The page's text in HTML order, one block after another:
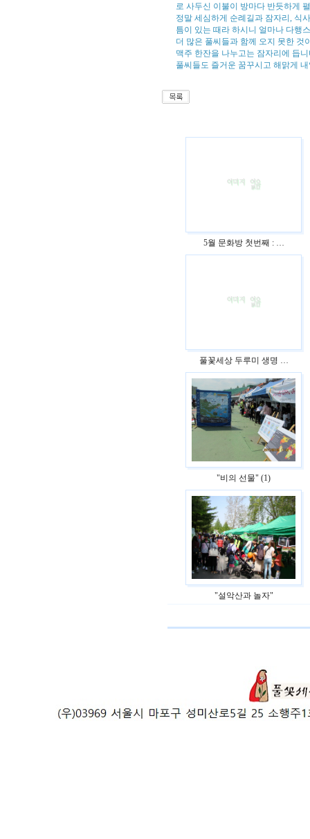
로 사두신 이불이 방마다 반듯하게
정말 세심하게 순례길과 잠자리, 식
틈이 있는 때라 하시니 얼마나 다행
더 많은 풀씨들과 함께 오지 못한 것
맥주 한잔을 나누고는 잠자리에 듭
풀씨들도 즐거운 꿈꾸시고 해맑게
5월 문화방 첫번째 : …
풀꽃세상 두루미 생명 …
"비의 선물" (1)
"설악산과 놀자"